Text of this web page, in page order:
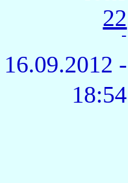
22
-
16.09.2012 -
18:54